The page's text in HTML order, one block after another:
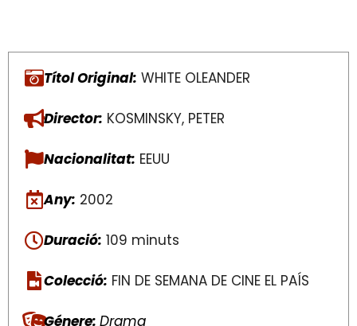
Títol Original: WHITE OLEANDER
Director: KOSMINSKY, PETER
Nacionalitat: EEUU
Any: 2002
Duració: 109 minuts
Colecció: FIN DE SEMANA DE CINE EL PAÍS
Génere: Drama